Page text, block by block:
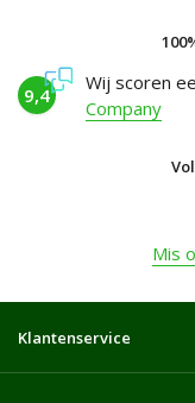
9,4
Wij scoren
Company
Mis
Klantenservice